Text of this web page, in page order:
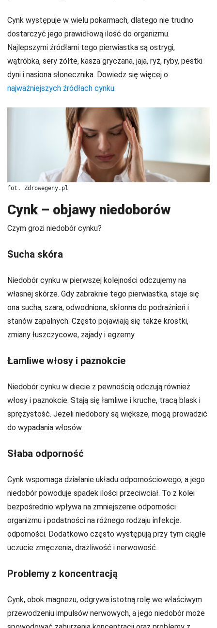
Cynk występuje w wielu pokarmach, dlatego nie trudno
dostarczyć jego prawidłową ilość do organizmu.
Najlepszymi źródłami tego pierwiastka są ostrygi,
wątróbka, sery żółte, kasza gryczana, jaja, ryż, ryby, pestki
dyni i nasiona słonecznika. Dowiedz się więcej o
najważniejszych źródłach cynku.
fot. Zdrowegeny.pl
Cynk – objawy niedoborów
Czym grozi niedobór cynku?
Sucha skóra
Niedobór cynku w pierwszej kolejności odczujemy na
własnej skórze. Gdy zabraknie tego pierwiastka, staje się
ona sucha, szara, odwodniona, skłonna do podrażnień i
stanów zapalnych. Często pojawiają się także krostki,
zmiany łuszczycowe, zajady i egzemy.
Łamliwe włosy i paznokcie
Niedobór cynku w diecie z pewnością odczują również
włosy i paznokcie. Stają się łamliwe i kruche, tracą blask i
sprężystość. Jeżeli niedobory są większe, mogą prowadzić
do wypadania włosów.
Słaba odporność
Cynk wspomaga działanie układu odpornościowego, a jego
niedobór powoduje spadek ilości przeciwciał. To z kolei
bezpośrednio wpływa na zmniejszenie odporności
organizmu i podatności na różnego rodzaju infekcje.
odporności. Dodatkowo często występują przy tym ciągłe
uczucie zmęczenia, drażliwość i nerwowość.
Problemy z koncentracją
Cynk, obok magnezu, odgrywa istotną rolę we właściwym
przewodzeniu impulsów nerwowych, a jego niedobór może